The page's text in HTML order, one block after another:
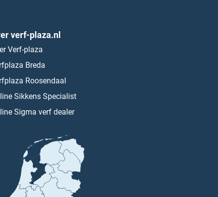
verf-plaza.nl
Verf-plaza
Breda
Roosendaal
Sikkens Specialist
Sigma verf dealer